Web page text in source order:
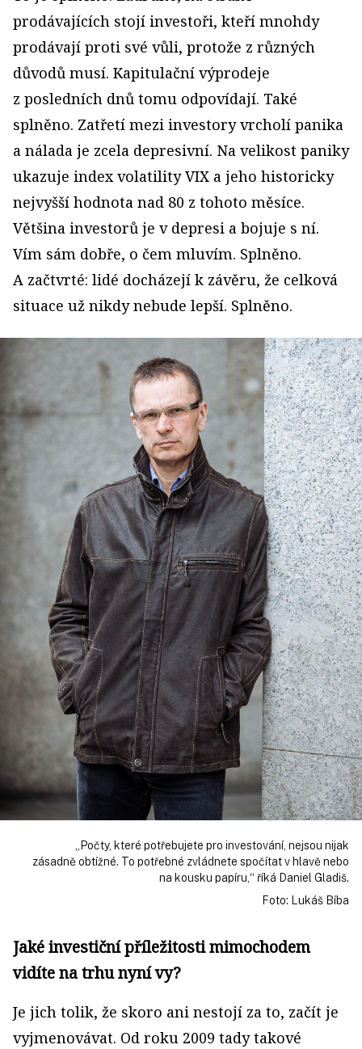
prodávajících stojí investoři, kteří mnohdy
prodávají proti své vůli, protože z různých
důvodů musí. Kapitulační výprodeje
z posledních dnů tomu odpovídají. Také
splněno. Zatřetí mezi investory vrcholí panika
a nálada je zcela depresivní. Na velikost paniky
ukazuje index volatility VIX a jeho historicky
nejvyšší hodnota nad 80 z tohoto měsíce.
Většina investorů je v depresi a bojuje s ní.
Vím sám dobře, o čem mluvím. Splněno.
A začtvrté: lidé docházejí k závěru, že celková
situace už nikdy nebude lepší. Splněno.
„Počty, které potřebujete pro investování, nejsou nijak
zásadně obtížné. To potřebné zvládnete spočítat v hlavě nebo
na kousku papíru,“ říká Daniel Gladiš.
Foto: Lukáš Bíba
Jaké investiční příležitosti mimochodem
vidíte na trhu nyní vy?
Je jich tolik, že skoro ani nestojí za to, začít je
vyjmenovávat. Od roku 2009 tady takové